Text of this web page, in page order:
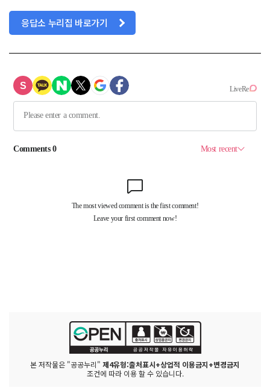
응답소 누리집 바로가기
본 저작물은 "공공누리" 제4유형:출처표시+상업적 이용금지+변경금지
조건에 따라 이용 할 수 있습니다.